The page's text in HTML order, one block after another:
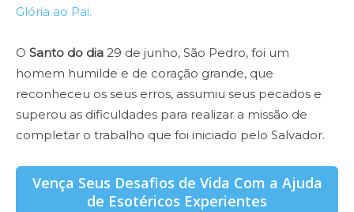
Glória ao Pai.
O Santo do dia 29 de junho, São Pedro, foi um
homem humilde e de coração grande, que
reconheceu os seus erros, assumiu seus pecados e
superou as dificuldades para realizar a missão de
completar o trabalho que foi iniciado pelo Salvador.
Vença Seus Desafios de Vida Com a Ajuda
de Esotéricos Experientes